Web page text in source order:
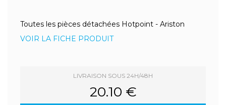
Toutes les pièces détachées Hotpoint - Ariston
VOIR LA FICHE PRODUIT
LIVRAISON SOUS 24H/48H
20.10 €